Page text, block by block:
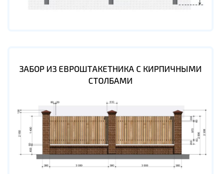
ЗАБОР ИЗ ЕВРОШТАКЕТНИКА С КИРПИЧНЫМИ
СТОЛБАМИ